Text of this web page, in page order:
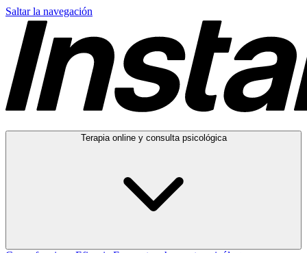
Saltar la navegación
Terapia online y consulta psicológica